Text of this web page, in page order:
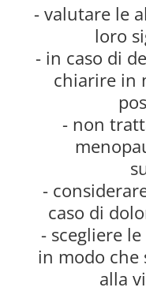
- valutare le
loro
- in caso di
chiarire in
- non
-
caso di
- scegliere
in modo che
alla